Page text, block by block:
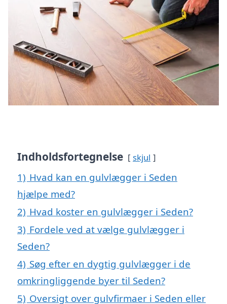
Indholdsfortegnelse skjul
1) Hvad kan en gulvlægger i Seden
hjælpe med?
2) Hvad koster en gulvlægger i Seden?
3) Fordele ved at vælge gulvlægger i
Seden?
4) Søg efter en dygtig gulvlægger i de
omkringliggende byer til Seden?
5) Oversigt over gulvfirmaer i Seden eller